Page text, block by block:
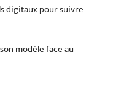
digitaux pour suivre
modèle face au